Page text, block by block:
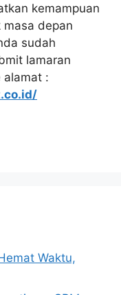
kemampuan
masa depan
sudah
lamaran
alamat :
Waktu,